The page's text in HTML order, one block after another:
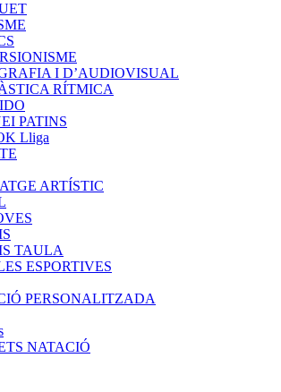
I D’AUDIOVISUAL
RÍTMICA
PATINS
Lliga
ARTÍSTIC
TAULA
ESPORTIVES
PERSONALITZADA
NATACIÓ